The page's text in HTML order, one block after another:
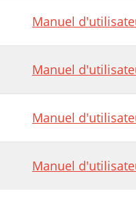
Manuel
Manuel
Manuel
Manuel